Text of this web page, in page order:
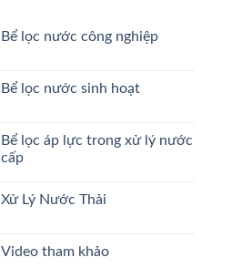
Bể lọc nước công nghiệp
Bể lọc nước sinh hoạt
Bể lọc áp lực trong xử lý nước
cấp
Xử Lý Nước Thải
Video tham khảo